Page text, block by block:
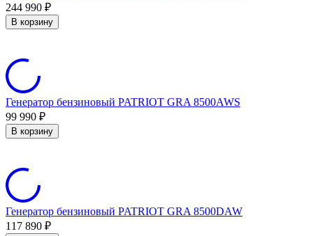
244 990 ₽
В корзину
Генератор бензиновый PATRIOT GRA 8500AWS
99 990 ₽
В корзину
Генератор бензиновый PATRIOT GRA 8500DAW
117 890 ₽